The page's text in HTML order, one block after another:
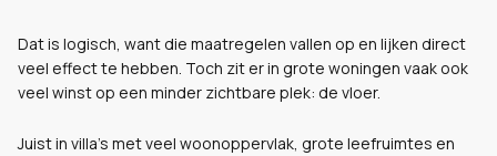
Dat is logisch, want die maatregelen vallen op en lijken direct
veel effect te hebben. Toch zit er in grote woningen vaak ook
veel winst op een minder zichtbare plek: de vloer.
Juist in villa’s met veel woonoppervlak, grote leefruimtes en